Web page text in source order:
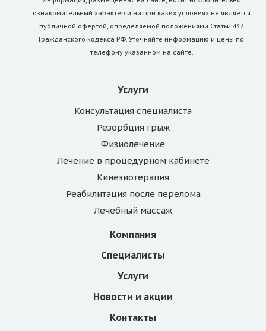
ознакомительный характер и ни при каких условиях не является
публичной офертой, определяемой положениями Статьи 437
Гражданского кодекса РФ. Уточняйте информацию и цены по
телефону указанном на сайте.
Услуги
Консультация специалиста
Резорбция грыж
Физиолечение
Лечение в процедурном кабинете
Кинезиотерапия
Реабилитация после перелома
Лечебный массаж
Компания
Специалисты
Услуги
Новости и акции
Контакты